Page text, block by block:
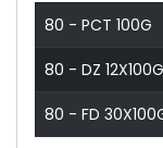
80 - PCT 100G
80 - DZ
80 - FD